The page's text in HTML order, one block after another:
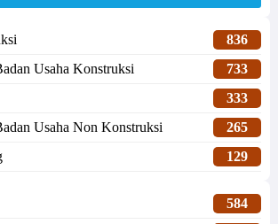
836
Usaha Konstruksi
733
333
Usaha Non Konstruksi
265
129
584